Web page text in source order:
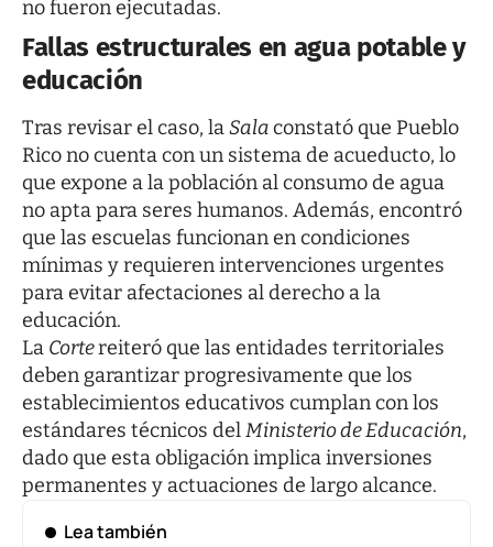
no fueron ejecutadas.
Fallas estructurales en agua potable y
educación
Tras revisar el caso, laSalaconstató que Pueblo
Rico no cuenta con un sistema de acueducto, lo
que expone a la población al consumo de agua
no apta para seres humanos. Además, encontró
que las escuelas funcionan en condiciones
mínimas y requieren intervenciones urgentes
para evitar afectaciones al derecho a la
educación.
La Cortereiteró que las entidades territoriales
deben garantizar progresivamente que los
establecimientos educativos cumplan con los
estándares técnicos delMinisterio de Educación,
dado que esta obligación implica inversiones
permanentes y actuaciones de largo alcance.
Lea también